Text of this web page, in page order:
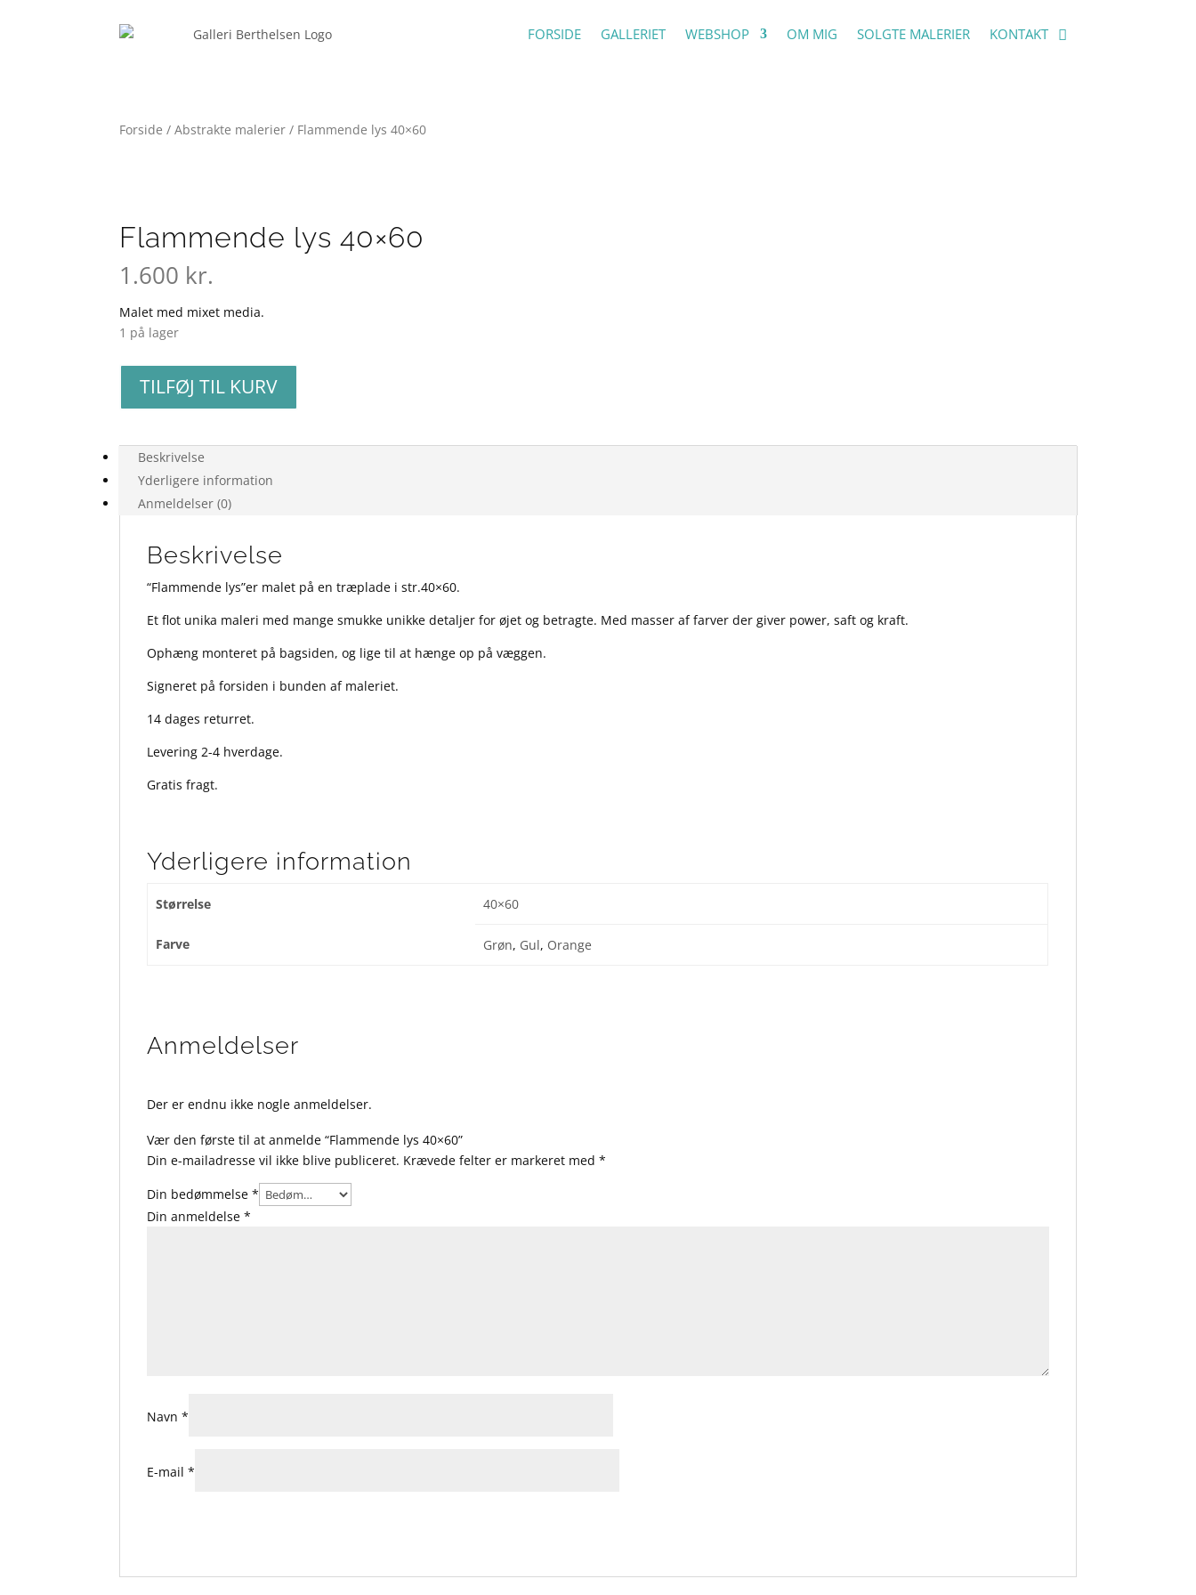
FORSIDE GALLERIET WEBSHOP OM MIG SOLGTE MALERIER KONTAKT
Forside /Abstrakte malerier / Flammende lys 40×60
Flammende lys 40×60
1.600 kr.
Malet med mixet media.
1 på lager
40x60
TILFØJ TIL KURV
Beskrivelse
Yderligere information
Anmeldelser (0)
Beskrivelse
“Flammende lys”er malet på en træplade i str.40×60.
Et flot unika maleri med mange smukke unikke detaljer for øjet og betragte. Med masser af farver der giver power, saft og kraft.
Ophæng monteret på bagsiden, og lige til at hænge op på væggen.
Signeret på forsiden i bunden af maleriet.
14 dages returret.
Levering 2-4 hverdage.
Gratis fragt.
Yderligere information
Størrelse 40×60
Farve Grøn, Gul, Orange
Anmeldelser
Der er endnu ikke nogle anmeldelser.
Vær den første til at anmelde “Flammende lys 40×60”
Din e-mailadresse vil ikke blive publiceret. Krævede felter er markeret med*
Din bedømmelse*
Din anmeldelse*
Navn*
E-mail*